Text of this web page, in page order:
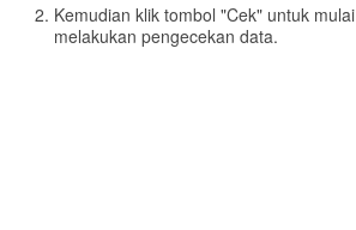
Kemudian klik tombol "Cek" untuk mulai
melakukan pengecekan data.